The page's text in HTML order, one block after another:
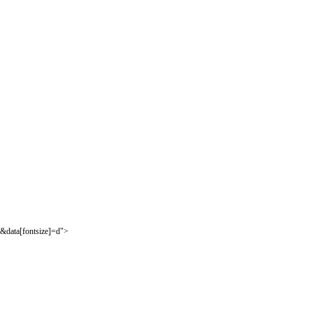
&data[fontsize]=d">